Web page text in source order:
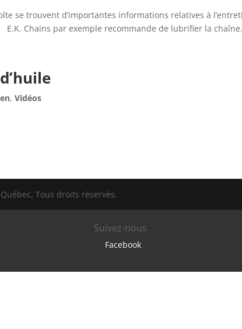
se trouvent d’importantes informations relatives à
Chains par exemple recommande de lubrifier la
, Vidéos
Tous droits réservés.
Suivez-nous
Facebook